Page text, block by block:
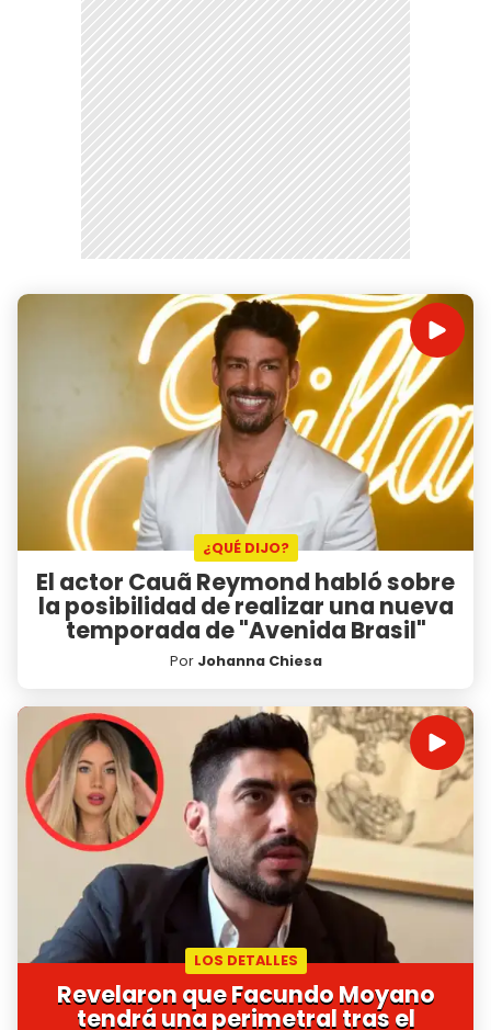
¿QUÉ DIJO?
El actor Cauã Reymond habló sobre
la posibilidad de realizar una nueva
temporada de "Avenida Brasil"
Por Johanna Chiesa
LOS DETALLES
Revelaron que Facundo Moyano
tendrá una perimetral tras el